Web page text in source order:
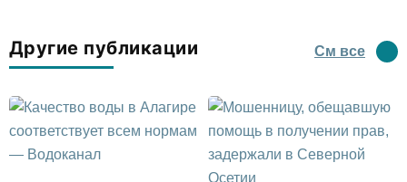
Другие публикации См все